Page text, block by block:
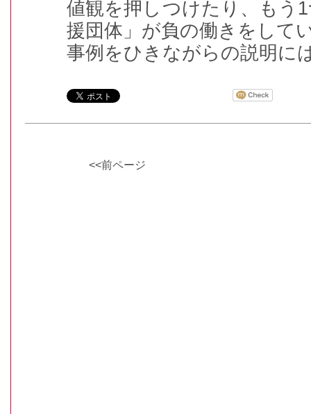
値観を押しつけたり、もう
援団体」が負の働きをして
事例をひきながらの説明に
<<前ページ